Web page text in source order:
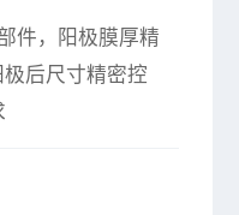
件，阳极膜厚精
后尺寸精密控